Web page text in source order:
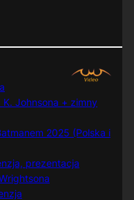
K. Johnsona + zimny
2025 (Polska i
prezentacja